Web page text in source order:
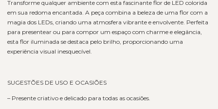
Transforme qualquer ambiente com esta fascinante flor de LED colorida
em sua redoma encantada. A peça combina a beleza de uma flor com a
magia dos LEDs, criando uma atmosfera vibrante e envolvente. Perfeita
para presentear ou para compor um espaço com charme e elegância,
esta flor iluminada se destaca pelo brilho, proporcionando uma
experiência visual inesquecível.
SUGESTÕES DE USO E OCASIÕES
– Presente criativo e delicado para todas as ocasiões.